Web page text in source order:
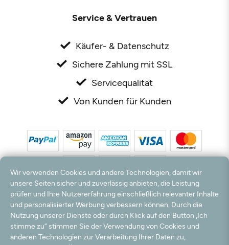
Service & Vertrauen
Käufer- & Datenschutz
Sichere Zahlung mit SSL
Servicequalität
Von Kunden für Kunden
nur innerhalb Deutschlands und Österreichs.
Hinweis:Wir nutzen Ihre E-Mail Adresse für werbliche Zwecke, die jederzeit widerrufen
werden können. Ihre Daten werden nicht an Dritte weitergegeben.
© 2003 - 2026 Rudolf Hossdorf Teppichhandel e.K. / Alle Rechte vorbehalten. powered by
Wir verwenden Cookies und andere Technologien, damit wir
unsere Seiten sicher und zuverlässig anbieten, die Leistung
prüfen und Ihre Nutzererfahrung einschließlich relevanter Inhalte
und personalisierter Werbung verbessern können. Durch die
Nutzung unserer Dienste oder durch Klick auf den Button „Ich
stimme zu“ stimmen Sie der Verwendung von Cookies und
anderen Technologien zur Verarbeitung Ihrer Daten zu,